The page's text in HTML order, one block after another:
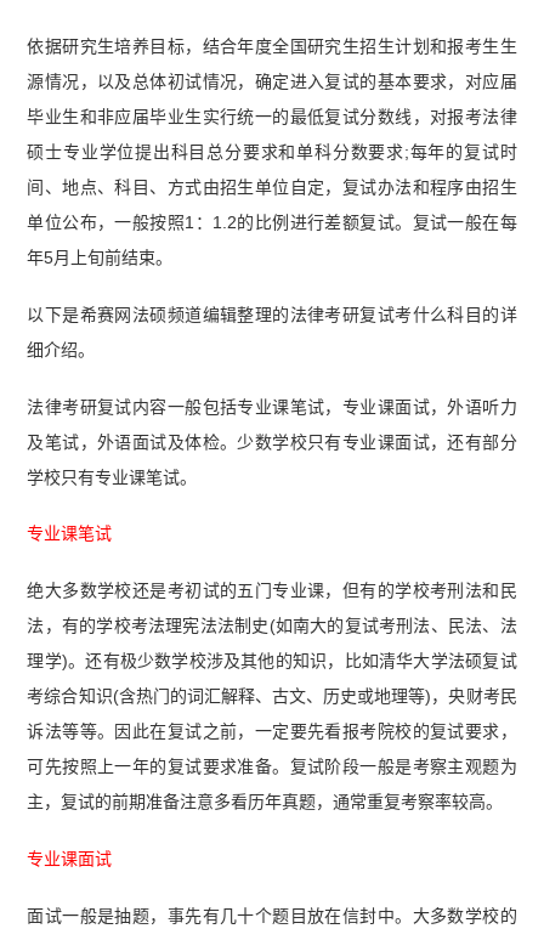
依据研究生培养目标，结合年度全国研究生招生计划和报考生生
源情况，以及总体初试情况，确定进入复试的基本要求，对应届
毕业生和非应届毕业生实行统一的最低复试分数线，对报考法律
硕士专业学位提出科目总分要求和单科分数要求;每年的复试时
间、地点、科目、方式由招生单位自定，复试办法和程序由招生
单位公布，一般按照1：1.2的比例进行差额复试。复试一般在每
年5月上旬前结束。
以下是希赛网法硕频道编辑整理的法律考研复试考什么科目的详
细介绍。
法律考研复试内容一般包括专业课笔试，专业课面试，外语听力
及笔试，外语面试及体检。少数学校只有专业课面试，还有部分
学校只有专业课笔试。
专业课笔试
绝大多数学校还是考初试的五门专业课，但有的学校考刑法和民
法，有的学校考法理宪法法制史(如南大的复试考刑法、民法、法
理学)。还有极少数学校涉及其他的知识，比如清华大学法硕复试
考综合知识(含热门的词汇解释、古文、历史或地理等)，央财考民
诉法等等。因此在复试之前，一定要先看报考院校的复试要求，
可先按照上一年的复试要求准备。复试阶段一般是考察主观题为
主，复试的前期准备注意多看历年真题，通常重复考察率较高。
专业课面试
面试一般是抽题，事先有几十个题目放在信封中。大多数学校的